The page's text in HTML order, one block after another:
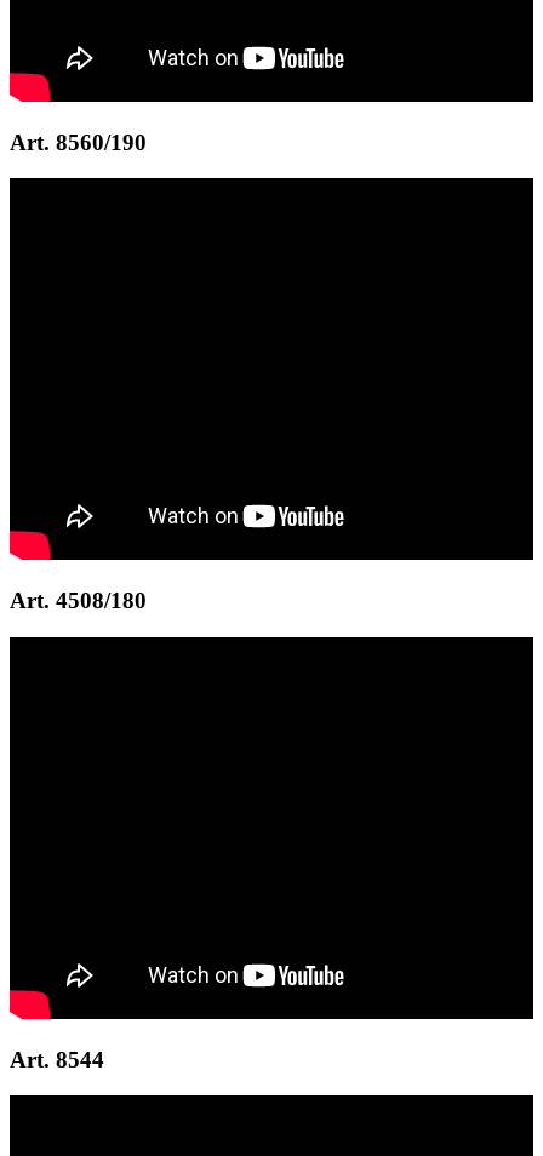
Art. 8560/190
Art. 4508/180
Art. 8544